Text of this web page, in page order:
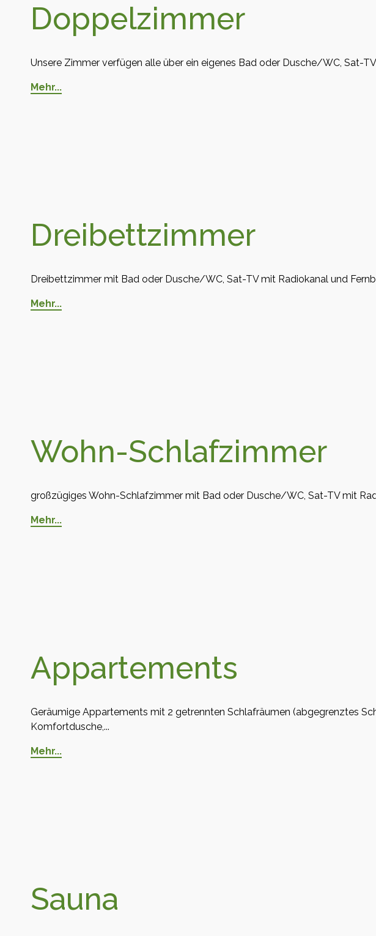
Doppelzimmer
Unsere Zimmer verfügen alle über ein eigenes Bad oder Dusche/WC, Sat-
Mehr...
Dreibettzimmer
Dreibettzimmer mit Bad oder Dusche/WC, Sat-TV mit Radiokanal und
Mehr...
Wohn-Schlafzimmer
großzügiges Wohn-Schlafzimmer mit Bad oder Dusche/WC, Sat-TV mit
Mehr...
Appartements
Geräumige Appartements mit 2 getrennten Schlafräumen (abgegrenztes
Komfortdusche,...
Mehr...
Sauna